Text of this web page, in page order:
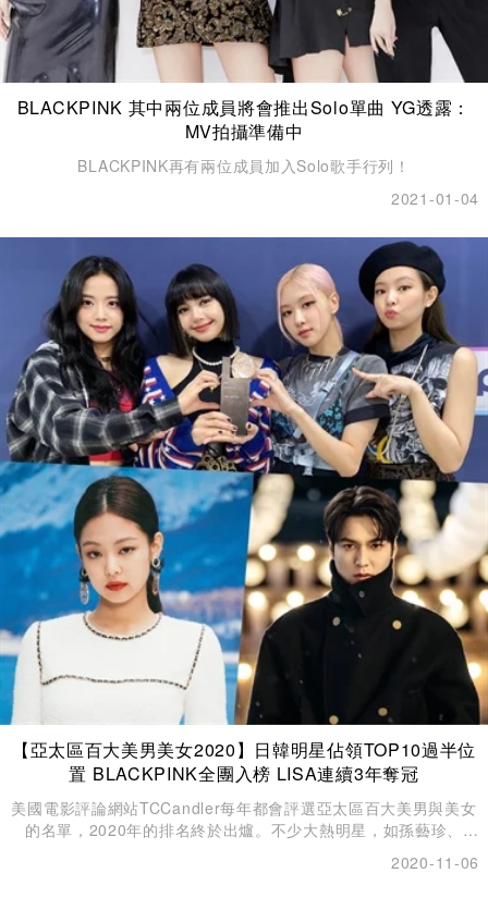
BLACKPINK 其中兩位成員將會推出Solo單曲 YG透露：
MV拍攝準備中
BLACKPINK再有兩位成員加入Solo歌手行列！
2021-01-04
【亞太區百大美男美女2020】日韓明星佔領TOP10過半位
置 BLACKPINK全團入榜 LISA連續3年奪冠
美國電影評論網站TCCandler每年都會評選亞太區百大美男與美女
的名單，2020年的排名終於出爐。不少大熱明星，如孫藝珍、
EXO成員幾乎全員上榜，Sehun（世勳）的排名跟去年一樣名列2
2020-11-06